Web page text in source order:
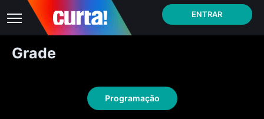
ENTRAR
Grade
Programação